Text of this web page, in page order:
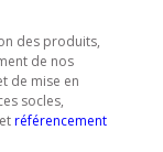
des produits,
de nos
de mise en
socles,
référencement